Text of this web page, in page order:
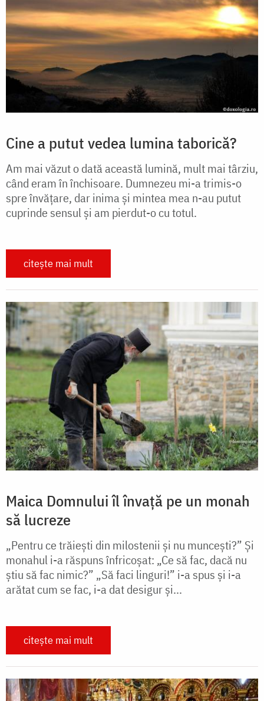
Cine a putut vedea lumina taborică?
Am mai văzut o dată această lumină, mult mai târziu,
când eram în închisoare. Dumnezeu mi-a trimis-o
spre învăţare, dar inima şi mintea mea n-au putut
cuprinde sensul şi am pierdut-o cu totul.
citește mai mult
Maica Domnului îl învață pe un monah
să lucreze
„Pentru ce trăiești din milostenii și nu muncești?” Și
monahul i-a răspuns înfricoșat: „Ce să fac, dacă nu
știu să fac nimic?” „Să faci linguri!” i-a spus și i-a
arătat cum se fac, i-a dat desigur și...
citește mai mult